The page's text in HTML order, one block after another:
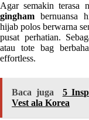
Agar semakin terasa
gingham bernuansa
hijab polos berwarna
pusat perhatian.
atau tote bag
effortless.
Baca juga
5
Vest ala Korea